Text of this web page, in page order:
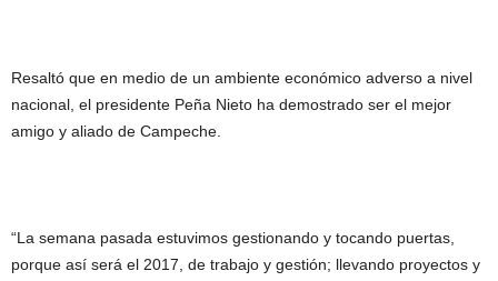
Resaltó que en medio de un ambiente económico adverso a nivel
nacional, el presidente Peña Nieto ha demostrado ser el mejor
amigo y aliado de Campeche.
“La semana pasada estuvimos gestionando y tocando puertas,
porque así será el 2017, de trabajo y gestión; llevando proyectos y